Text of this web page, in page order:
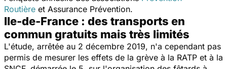
Routière et Assurance Prévention.
Ile-de-France : des transports en
commun gratuits mais très limités
L'étude, arrêtée au 2 décembre 2019, n'a cependant pas
permis de mesurer les effets de la grève à la RATP et à la